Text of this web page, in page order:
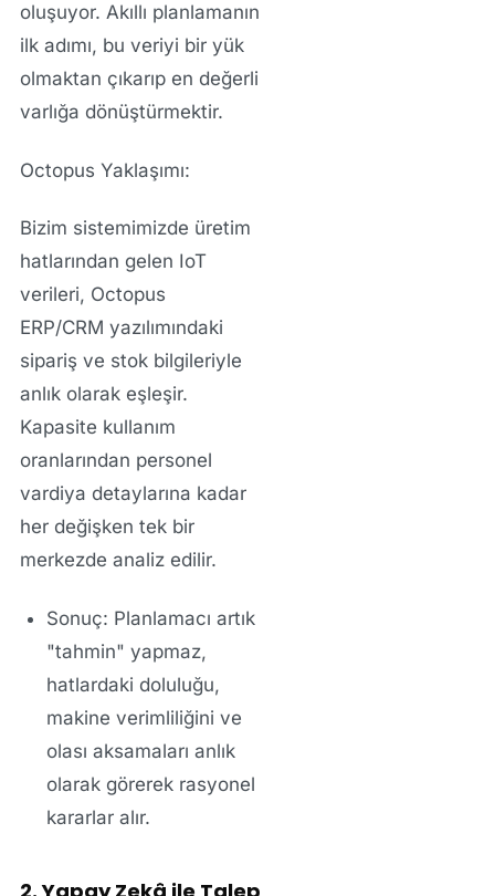
oluşuyor. Akıllı planlamanın
ilk adımı, bu veriyi bir yük
olmaktan çıkarıp en değerli
varlığa dönüştürmektir.
Octopus Yaklaşımı:
Bizim sistemimizde üretim
hatlarından gelen IoT
verileri, Octopus
ERP/CRM yazılımındaki
sipariş ve stok bilgileriyle
anlık olarak eşleşir.
Kapasite kullanım
oranlarından personel
vardiya detaylarına kadar
her değişken tek bir
merkezde analiz edilir.
Sonuç: Planlamacı artık
"tahmin" yapmaz,
hatlardaki doluluğu,
makine verimliliğini ve
olası aksamaları anlık
olarak görerek rasyonel
kararlar alır.